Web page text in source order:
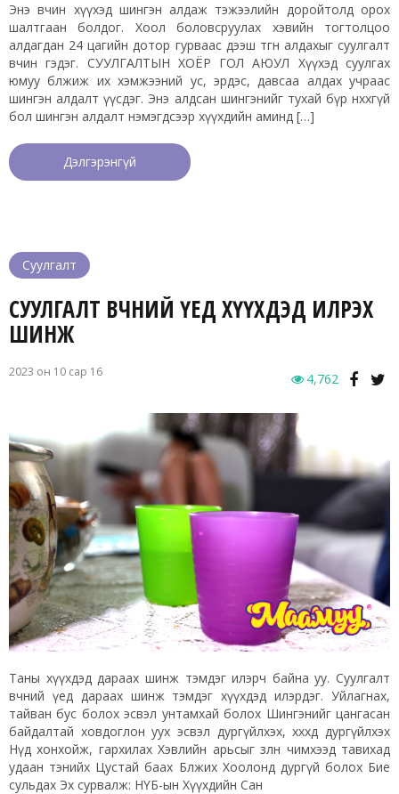
Энэ өвчин хүүхэд шингэн алдаж тэжээлийн доройтолд орох
шалтгаан болдог. Хоол боловсруулах хэвийн тогтолцоо
алдагдан 24 цагийн дотор гурваас дээш өтгөн алдахыг суулгалт
өвчин гэдэг. СУУЛГАЛТЫН ХОЁР ГОЛ АЮУЛ Хүүхэд суулгах
юмуу бөөлжиж их хэмжээний ус, эрдэс, давсаа алдах учраас
шингэн алдалт үүсдэг. Энэ алдсан шингэнийг тухай бүр нөхөхгүй
бол шингэн алдалт нэмэгдсээр хүүхдийн аминд […]
Дэлгэрэнгүй
Суулгалт
СУУЛГАЛТ ӨВЧНИЙ ҮЕД ХҮҮХДЭД ИЛРЭХ
ШИНЖ
2023 он 10 сар 16 4,762
Таны хүүхдэд дараах шинж тэмдэг илэрч байна уу. Суулгалт
өвчний үед дараах шинж тэмдэг хүүхдэд илэрдэг. Уйлагнах,
тайван бус болох эсвэл унтамхай болох Шингэнийг цангасан
байдалтай ховдоглон уух эсвэл дургүйлхэх, хөхөхдөө дургүйлхэх
Нүд хонхойж, гархилах Хэвлийн арьсыг зөөлөн чимхээд тавихад
удаан тэнийх Цустай баах Бөөлжих Хоолонд дургүй болох Бие
сульдах Эх сурвалж: НҮБ-ын Хүүхдийн Сан